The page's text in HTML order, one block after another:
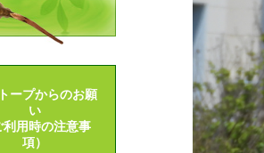
ープからのお願
い
利用時の注意事
項）